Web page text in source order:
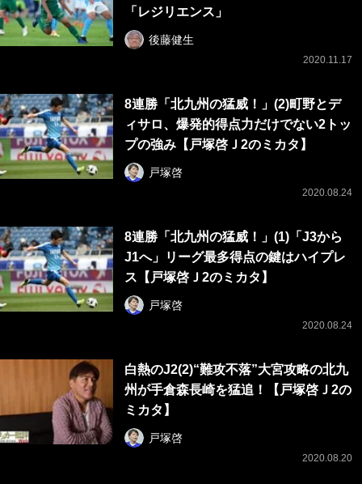
「レジリエンス」
後藤健生
2020.11.17
8連勝「北九州の猛威！」(2)町野とデ
ィサロ、爆発的得点力だけでない2トッ
プの強み【戸塚啓Ｊ2のミカタ】
戸塚啓
2020.08.24
8連勝「北九州の猛威！」(1)「J3から
J1へ」リーグ最多得点の鍵はハイプレ
ス【戸塚啓Ｊ2のミカタ】
戸塚啓
2020.08.24
白熱のJ2(2)“難攻不落”大宮攻略の北九
州が手倉森長崎を猛追！【戸塚啓Ｊ2の
ミカタ】
戸塚啓
2020.08.20